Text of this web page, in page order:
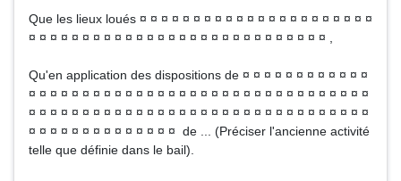
Que les lieux loués ¤ ¤ ¤ ¤ ¤ ¤ ¤ ¤ ¤ ¤ ¤ ¤ ¤ ¤ ¤ ¤ ¤ ¤ ¤ ¤ ¤ ¤
¤ ¤ ¤ ¤ ¤ ¤ ¤ ¤ ¤ ¤ ¤ ¤ ¤ ¤ ¤ ¤ ¤ ¤ ¤ ¤ ¤ ¤ ¤ ¤ ¤ ¤ ¤ ¤ ,
Qu'en application des dispositions de ¤ ¤ ¤ ¤ ¤ ¤ ¤ ¤ ¤ ¤ ¤ ¤
¤ ¤ ¤ ¤ ¤ ¤ ¤ ¤ ¤ ¤ ¤ ¤ ¤ ¤ ¤ ¤ ¤ ¤ ¤ ¤ ¤ ¤ ¤ ¤ ¤ ¤ ¤ ¤ ¤ ¤ ¤ ¤
¤ ¤ ¤ ¤ ¤ ¤ ¤ ¤ ¤ ¤ ¤ ¤ ¤ ¤ ¤ ¤ ¤ ¤ ¤ ¤ ¤ ¤ ¤ ¤ ¤ ¤ ¤ ¤ ¤ ¤ ¤ ¤
¤ ¤ ¤ ¤ ¤ ¤ ¤ ¤ ¤ ¤ ¤ ¤ ¤ ¤ de ... (Préciser l'ancienne activité
telle que définie dans le bail).